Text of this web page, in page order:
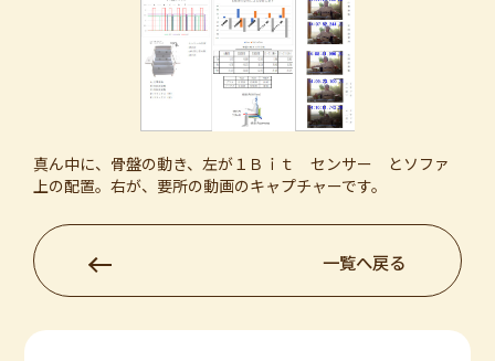
真ん中に、骨盤の動き、左が１Ｂｉｔ センサー とソファ
上の配置。右が、要所の動画のキャプチャーです。
一覧へ戻る